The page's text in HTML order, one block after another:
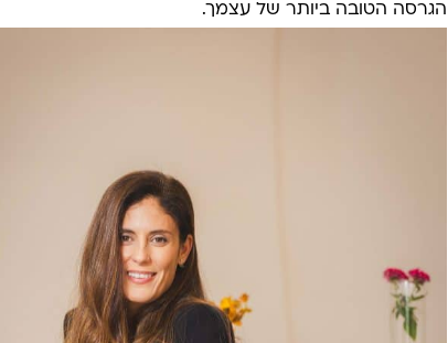
הגרסה הטובה ביותר של עצמך.